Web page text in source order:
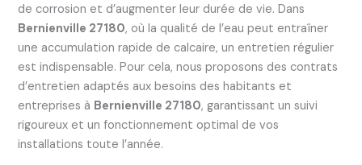
de corrosion et d’augmenter leur durée de vie. Dans
Bernienville 27180, où la qualité de l’eau peut entraîner
une accumulation rapide de calcaire, un entretien régulier
est indispensable. Pour cela, nous proposons des contrats
d’entretien adaptés aux besoins des habitants et
entreprises à Bernienville 27180, garantissant un suivi
rigoureux et un fonctionnement optimal de vos
installations toute l’année.